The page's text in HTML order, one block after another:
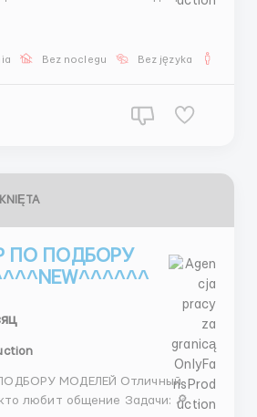
Bez noclegu Bez języka
ПО ПОДБОРУ
МОДЕЛЕЙ Отличный
общение Задачи: 🔎